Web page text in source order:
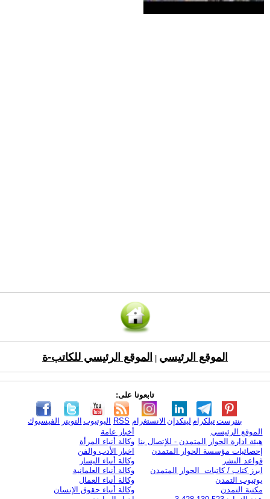
الموقع الرئيسي الموقع الرئيسي للكاتب-ة
تابعونا على:
الفيسبوك التويتر اليوتيوب RSS الانستغرام لينكدإن تيلكرامبنترست
الموقع الرئيسي
هيئة ادارة الحوار المتمدن - للإتصال بنا
إحصائيات مؤسسة الحوار المتمدن
قواعد النشر
ابرز كتاب / كاتبات الحوار المتمدن
يوتيوب التمدن
مكتبة التمدن
أخبار عامة
وكالة أنباء المرأة
اخبار الأدب والفن
وكالة أنباء اليسار
وكالة أنباء العلمانية
وكالة أنباء العمال
وكالة أنباء حقوق الإنسان